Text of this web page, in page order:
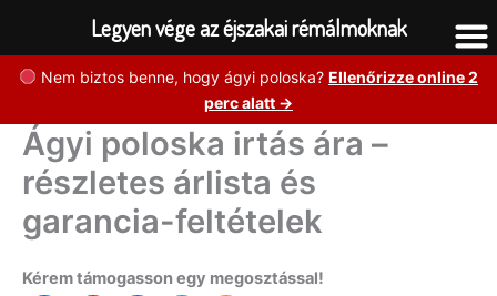
Skip
content
Nem biztos benne, hogy ágyi poloska? Ellenőrizze online 2
perc alatt →
Ágyi poloska irtás ára –
részletes árlista és
garancia-feltételek
Kérem támogasson egy megosztással!
Legyen vége az éjszakai rémálmoknak